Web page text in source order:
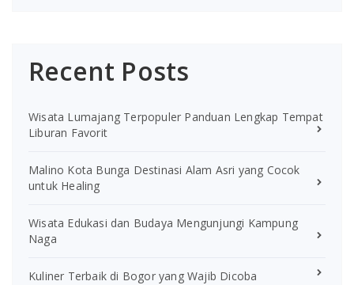
Recent Posts
Wisata Lumajang Terpopuler Panduan Lengkap Tempat
Liburan Favorit
Malino Kota Bunga Destinasi Alam Asri yang Cocok
untuk Healing
Wisata Edukasi dan Budaya Mengunjungi Kampung
Naga
Kuliner Terbaik di Bogor yang Wajib Dicoba